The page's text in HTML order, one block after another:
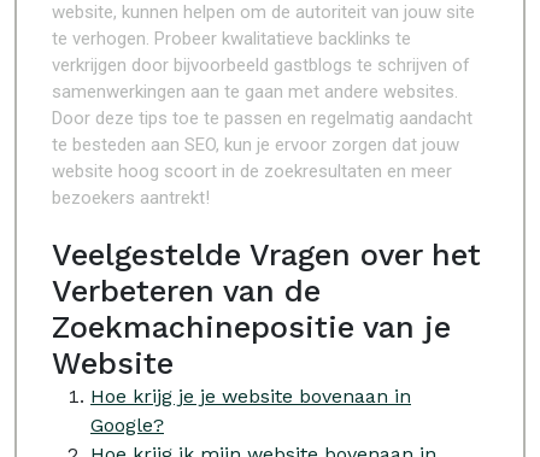
website, kunnen helpen om de autoriteit van jouw site
te verhogen. Probeer kwalitatieve backlinks te
verkrijgen door bijvoorbeeld gastblogs te schrijven of
samenwerkingen aan te gaan met andere websites.
Door deze tips toe te passen en regelmatig aandacht
te besteden aan SEO, kun je ervoor zorgen dat jouw
website hoog scoort in de zoekresultaten en meer
bezoekers aantrekt!
Veelgestelde Vragen over het
Verbeteren van de
Zoekmachinepositie van je
Website
Hoe krijg je je website bovenaan in
Google?